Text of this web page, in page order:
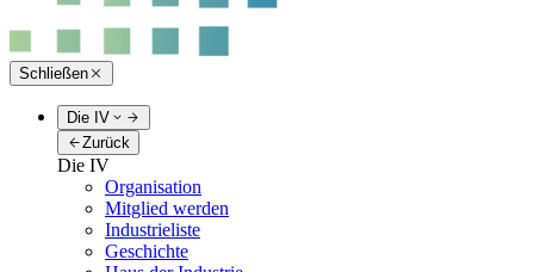
Schließen
Die IV
Zurück
Die IV
Organisation
Mitglied werden
Industrieliste
Geschichte